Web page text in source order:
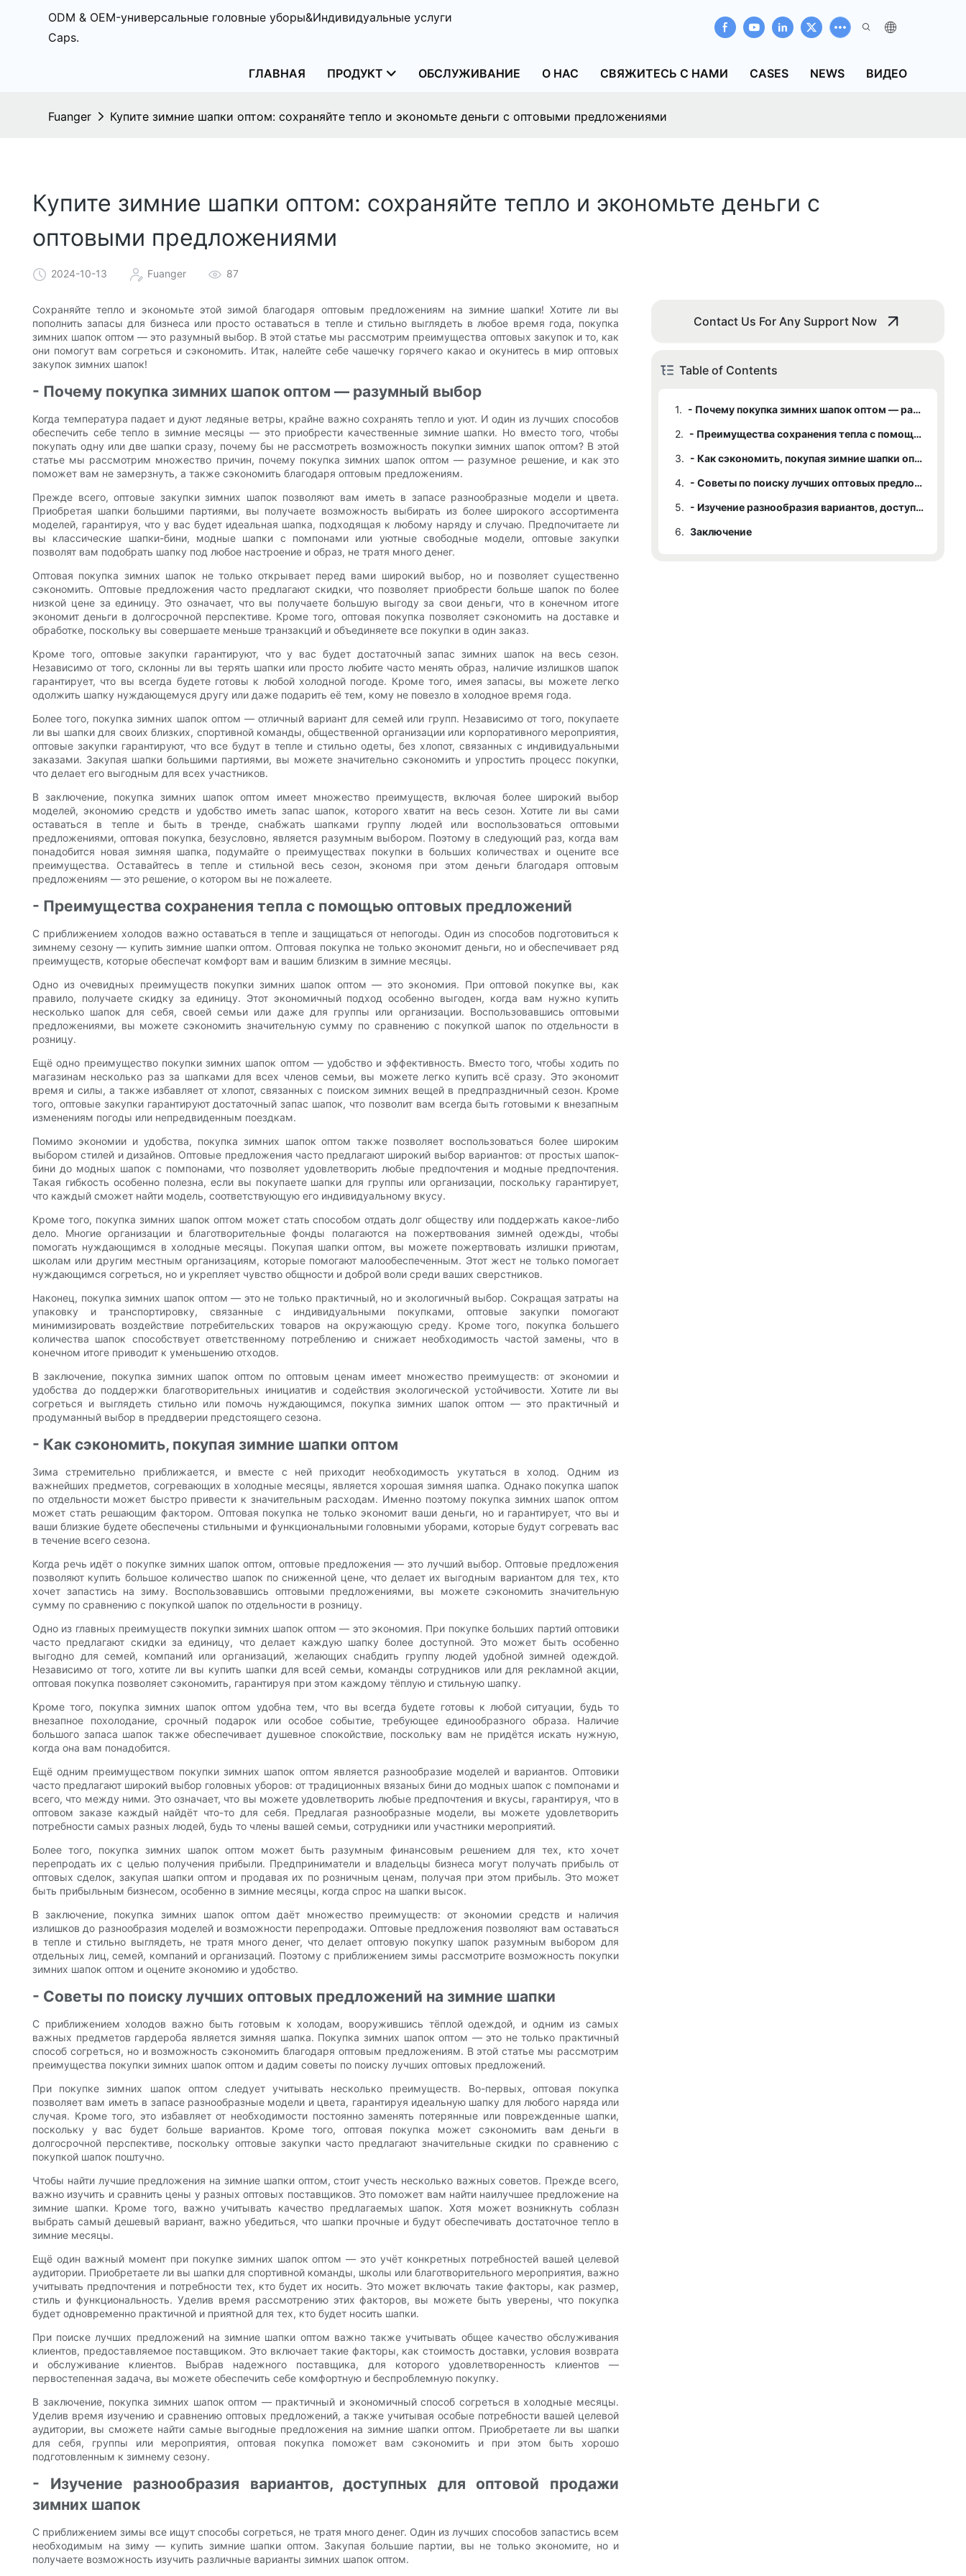
ODM & OEM-универсальные головные уборы&Индивидуальные услуги
Caps.
ГЛАВНАЯ ПРОДУКТ ОБСЛУЖИВАНИЕ О НАС СВЯЖИТЕСЬ С НАМИ CASES NEWS ВИДЕО
Fuanger Купите зимние шапки оптом: сохраняйте тепло и экономьте деньги с оптовыми предложениями
Купите зимние шапки оптом: сохраняйте тепло и экономьте деньги с
оптовыми предложениями
2024-10-13 Fuanger 87
Сохраняйте тепло и экономьте этой зимой благодаря оптовым предложениям на зимние шапки! Хотите ли вы
пополнить запасы для бизнеса или просто оставаться в тепле и стильно выглядеть в любое время года, покупка
зимних шапок оптом — это разумный выбор. В этой статье мы рассмотрим преимущества оптовых закупок и то, как
они помогут вам согреться и сэкономить. Итак, налейте себе чашечку горячего какао и окунитесь в мир оптовых
закупок зимних шапок!
- Почему покупка зимних шапок оптом — разумный выбор
Когда температура падает и дуют ледяные ветры, крайне важно сохранять тепло и уют. И один из лучших способов
обеспечить себе тепло в зимние месяцы — это приобрести качественные зимние шапки. Но вместо того, чтобы
покупать одну или две шапки сразу, почему бы не рассмотреть возможность покупки зимних шапок оптом? В этой
статье мы рассмотрим множество причин, почему покупка зимних шапок оптом — разумное решение, и как это
поможет вам не замерзнуть, а также сэкономить благодаря оптовым предложениям.
Прежде всего, оптовые закупки зимних шапок позволяют вам иметь в запасе разнообразные модели и цвета.
Приобретая шапки большими партиями, вы получаете возможность выбирать из более широкого ассортимента
моделей, гарантируя, что у вас будет идеальная шапка, подходящая к любому наряду и случаю. Предпочитаете ли
вы классические шапки-бини, модные шапки с помпонами или уютные свободные модели, оптовые закупки
позволят вам подобрать шапку под любое настроение и образ, не тратя много денег.
Оптовая покупка зимних шапок не только открывает перед вами широкий выбор, но и позволяет существенно
сэкономить. Оптовые предложения часто предлагают скидки, что позволяет приобрести больше шапок по более
низкой цене за единицу. Это означает, что вы получаете большую выгоду за свои деньги, что в конечном итоге
экономит деньги в долгосрочной перспективе. Кроме того, оптовая покупка позволяет сэкономить на доставке и
обработке, поскольку вы совершаете меньше транзакций и объединяете все покупки в один заказ.
Кроме того, оптовые закупки гарантируют, что у вас будет достаточный запас зимних шапок на весь сезон.
Независимо от того, склонны ли вы терять шапки или просто любите часто менять образ, наличие излишков шапок
гарантирует, что вы всегда будете готовы к любой холодной погоде. Кроме того, имея запасы, вы можете легко
одолжить шапку нуждающемуся другу или даже подарить её тем, кому не повезло в холодное время года.
Более того, покупка зимних шапок оптом — отличный вариант для семей или групп. Независимо от того, покупаете
ли вы шапки для своих близких, спортивной команды, общественной организации или корпоративного мероприятия,
оптовые закупки гарантируют, что все будут в тепле и стильно одеты, без хлопот, связанных с индивидуальными
заказами. Закупая шапки большими партиями, вы можете значительно сэкономить и упростить процесс покупки,
что делает его выгодным для всех участников.
В заключение, покупка зимних шапок оптом имеет множество преимуществ, включая более широкий выбор
моделей, экономию средств и удобство иметь запас шапок, которого хватит на весь сезон. Хотите ли вы сами
оставаться в тепле и быть в тренде, снабжать шапками группу людей или воспользоваться оптовыми
предложениями, оптовая покупка, безусловно, является разумным выбором. Поэтому в следующий раз, когда вам
понадобится новая зимняя шапка, подумайте о преимуществах покупки в больших количествах и оцените все
преимущества. Оставайтесь в тепле и стильной весь сезон, экономя при этом деньги благодаря оптовым
предложениям — это решение, о котором вы не пожалеете.
- Преимущества сохранения тепла с помощью оптовых предложений
С приближением холодов важно оставаться в тепле и защищаться от непогоды. Один из способов подготовиться к
зимнему сезону — купить зимние шапки оптом. Оптовая покупка не только экономит деньги, но и обеспечивает ряд
преимуществ, которые обеспечат комфорт вам и вашим близким в зимние месяцы.
Одно из очевидных преимуществ покупки зимних шапок оптом — это экономия. При оптовой покупке вы, как
правило, получаете скидку за единицу. Этот экономичный подход особенно выгоден, когда вам нужно купить
несколько шапок для себя, своей семьи или даже для группы или организации. Воспользовавшись оптовыми
предложениями, вы можете сэкономить значительную сумму по сравнению с покупкой шапок по отдельности в
розницу.
Ещё одно преимущество покупки зимних шапок оптом — удобство и эффективность. Вместо того, чтобы ходить по
магазинам несколько раз за шапками для всех членов семьи, вы можете легко купить всё сразу. Это экономит
время и силы, а также избавляет от хлопот, связанных с поиском зимних вещей в предпраздничный сезон. Кроме
того, оптовые закупки гарантируют достаточный запас шапок, что позволит вам всегда быть готовыми к внезапным
изменениям погоды или непредвиденным поездкам.
Помимо экономии и удобства, покупка зимних шапок оптом также позволяет воспользоваться более широким
выбором стилей и дизайнов. Оптовые предложения часто предлагают широкий выбор вариантов: от простых шапок-
бини до модных шапок с помпонами, что позволяет удовлетворить любые предпочтения и модные предпочтения.
Такая гибкость особенно полезна, если вы покупаете шапки для группы или организации, поскольку гарантирует,
что каждый сможет найти модель, соответствующую его индивидуальному вкусу.
Кроме того, покупка зимних шапок оптом может стать способом отдать долг обществу или поддержать какое-либо
дело. Многие организации и благотворительные фонды полагаются на пожертвования зимней одежды, чтобы
помогать нуждающимся в холодные месяцы. Покупая шапки оптом, вы можете пожертвовать излишки приютам,
школам или другим местным организациям, которые помогают малообеспеченным. Этот жест не только помогает
нуждающимся согреться, но и укрепляет чувство общности и доброй воли среди ваших сверстников.
Наконец, покупка зимних шапок оптом — это не только практичный, но и экологичный выбор. Сокращая затраты на
упаковку и транспортировку, связанные с индивидуальными покупками, оптовые закупки помогают
минимизировать воздействие потребительских товаров на окружающую среду. Кроме того, покупка большего
количества шапок способствует ответственному потреблению и снижает необходимость частой замены, что в
конечном итоге приводит к уменьшению отходов.
В заключение, покупка зимних шапок оптом по оптовым ценам имеет множество преимуществ: от экономии и
удобства до поддержки благотворительных инициатив и содействия экологической устойчивости. Хотите ли вы
согреться и выглядеть стильно или помочь нуждающимся, покупка зимних шапок оптом — это практичный и
продуманный выбор в преддверии предстоящего сезона.
- Как сэкономить, покупая зимние шапки оптом
Зима стремительно приближается, и вместе с ней приходит необходимость укутаться в холод. Одним из
важнейших предметов, согревающих в холодные месяцы, является хорошая зимняя шапка. Однако покупка шапок
по отдельности может быстро привести к значительным расходам. Именно поэтому покупка зимних шапок оптом
может стать решающим фактором. Оптовая покупка не только экономит ваши деньги, но и гарантирует, что вы и
ваши близкие будете обеспечены стильными и функциональными головными уборами, которые будут согревать вас
в течение всего сезона.
Когда речь идёт о покупке зимних шапок оптом, оптовые предложения — это лучший выбор. Оптовые предложения
позволяют купить большое количество шапок по сниженной цене, что делает их выгодным вариантом для тех, кто
хочет запастись на зиму. Воспользовавшись оптовыми предложениями, вы можете сэкономить значительную
сумму по сравнению с покупкой шапок по отдельности в розницу.
Одно из главных преимуществ покупки зимних шапок оптом — это экономия. При покупке больших партий оптовики
часто предлагают скидки за единицу, что делает каждую шапку более доступной. Это может быть особенно
выгодно для семей, компаний или организаций, желающих снабдить группу людей удобной зимней одеждой.
Независимо от того, хотите ли вы купить шапки для всей семьи, команды сотрудников или для рекламной акции,
оптовая покупка позволяет сэкономить, гарантируя при этом каждому тёплую и стильную шапку.
Кроме того, покупка зимних шапок оптом удобна тем, что вы всегда будете готовы к любой ситуации, будь то
внезапное похолодание, срочный подарок или особое событие, требующее единообразного образа. Наличие
большого запаса шапок также обеспечивает душевное спокойствие, поскольку вам не придётся искать нужную,
когда она вам понадобится.
Ещё одним преимуществом покупки зимних шапок оптом является разнообразие моделей и вариантов. Оптовики
часто предлагают широкий выбор головных уборов: от традиционных вязаных бини до модных шапок с помпонами и
всего, что между ними. Это означает, что вы можете удовлетворить любые предпочтения и вкусы, гарантируя, что в
оптовом заказе каждый найдёт что-то для себя. Предлагая разнообразные модели, вы можете удовлетворить
потребности самых разных людей, будь то члены вашей семьи, сотрудники или участники мероприятий.
Более того, покупка зимних шапок оптом может быть разумным финансовым решением для тех, кто хочет
перепродать их с целью получения прибыли. Предприниматели и владельцы бизнеса могут получать прибыль от
оптовых сделок, закупая шапки оптом и продавая их по розничным ценам, получая при этом прибыль. Это может
быть прибыльным бизнесом, особенно в зимние месяцы, когда спрос на шапки высок.
В заключение, покупка зимних шапок оптом даёт множество преимуществ: от экономии средств и наличия
излишков до разнообразия моделей и возможности перепродажи. Оптовые предложения позволяют вам оставаться
в тепле и стильно выглядеть, не тратя много денег, что делает оптовую покупку шапок разумным выбором для
отдельных лиц, семей, компаний и организаций. Поэтому с приближением зимы рассмотрите возможность покупки
зимних шапок оптом и оцените экономию и удобство.
- Советы по поиску лучших оптовых предложений на зимние шапки
С приближением холодов важно быть готовым к холодам, вооружившись тёплой одеждой, и одним из самых
важных предметов гардероба является зимняя шапка. Покупка зимних шапок оптом — это не только практичный
способ согреться, но и возможность сэкономить благодаря оптовым предложениям. В этой статье мы рассмотрим
преимущества покупки зимних шапок оптом и дадим советы по поиску лучших оптовых предложений.
При покупке зимних шапок оптом следует учитывать несколько преимуществ. Во-первых, оптовая покупка
позволяет вам иметь в запасе разнообразные модели и цвета, гарантируя идеальную шапку для любого наряда или
случая. Кроме того, это избавляет от необходимости постоянно заменять потерянные или поврежденные шапки,
поскольку у вас будет больше вариантов. Кроме того, оптовая покупка может сэкономить вам деньги в
долгосрочной перспективе, поскольку оптовые закупки часто предлагают значительные скидки по сравнению с
покупкой шапок поштучно.
Чтобы найти лучшие предложения на зимние шапки оптом, стоит учесть несколько важных советов. Прежде всего,
важно изучить и сравнить цены у разных оптовых поставщиков. Это поможет вам найти наилучшее предложение на
зимние шапки. Кроме того, важно учитывать качество предлагаемых шапок. Хотя может возникнуть соблазн
выбрать самый дешевый вариант, важно убедиться, что шапки прочные и будут обеспечивать достаточное тепло в
зимние месяцы.
Ещё один важный момент при покупке зимних шапок оптом — это учёт конкретных потребностей вашей целевой
аудитории. Приобретаете ли вы шапки для спортивной команды, школы или благотворительного мероприятия, важно
учитывать предпочтения и потребности тех, кто будет их носить. Это может включать такие факторы, как размер,
стиль и функциональность. Уделив время рассмотрению этих факторов, вы можете быть уверены, что покупка
будет одновременно практичной и приятной для тех, кто будет носить шапки.
При поиске лучших предложений на зимние шапки оптом важно также учитывать общее качество обслуживания
клиентов, предоставляемое поставщиком. Это включает такие факторы, как стоимость доставки, условия возврата
и обслуживание клиентов. Выбрав надежного поставщика, для которого удовлетворенность клиентов —
первостепенная задача, вы можете обеспечить себе комфортную и беспроблемную покупку.
В заключение, покупка зимних шапок оптом — практичный и экономичный способ согреться в холодные месяцы.
Уделив время изучению и сравнению оптовых предложений, а также учитывая особые потребности вашей целевой
аудитории, вы сможете найти самые выгодные предложения на зимние шапки оптом. Приобретаете ли вы шапки
для себя, группы или мероприятия, оптовая покупка поможет вам сэкономить и при этом быть хорошо
подготовленным к зимнему сезону.
- Изучение разнообразия вариантов, доступных для оптовой продажи
зимних шапок
С приближением зимы все ищут способы согреться, не тратя много денег. Один из лучших способов запастись всем
необходимым на зиму — купить зимние шапки оптом. Закупая большие партии, вы не только экономите, но и
получаете возможность изучить различные варианты зимних шапок оптом.
Contact Us For Any Support Now
Table of Contents
1.
- Почему покупка зимних шапок оптом — разумный выбор
2.
- Преимущества сохранения тепла с помощью оптовых предложений
3.
- Как сэкономить, покупая зимние шапки оптом
4.
- Советы по поиску лучших оптовых предложений на зимние шапки
5.
- Изучение разнообразия вариантов, доступных для оптовой продажи зимних шапок
6. Заключение